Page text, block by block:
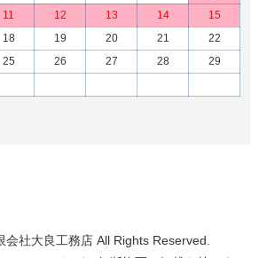
11 12 13 14
15
18 19 20 21
22
25 26 27 28
29
社大良工務店 All Rights Reserved.